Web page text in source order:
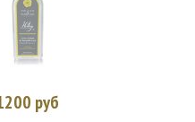
В корзину
руб